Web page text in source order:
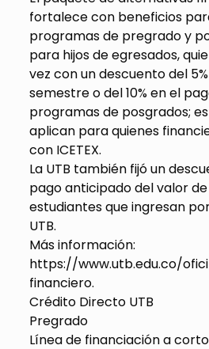
fortalece con beneficios
programas de pregrado y
para hijos de egresados,
vez con un descuento del
semestre o del 10% en el
programas de posgrados;
aplican para quienes
con ICETEX.
La UTB también fijó un
pago anticipado del valor
estudiantes que ingresan
UTB.
Más información:
https://www.utb.edu.co/
financiero.
Crédito Directo UTB
Pregrado
Línea de financiación a